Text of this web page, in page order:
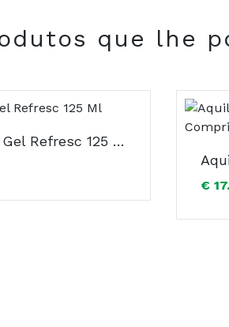
que lhe
Antistax Gel Refresc 125 Ml
€